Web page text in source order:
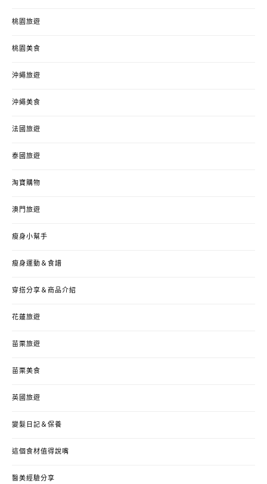
桃園旅遊
桃園美食
沖繩旅遊
沖繩美食
法國旅遊
泰國旅遊
淘寶購物
澳門旅遊
瘦身小幫手
瘦身運動＆食譜
穿搭分享＆商品介紹
花蓮旅遊
苗栗旅遊
苗栗美食
英國旅遊
變髮日記＆保養
這個食材值得說嘴
醫美經驗分享